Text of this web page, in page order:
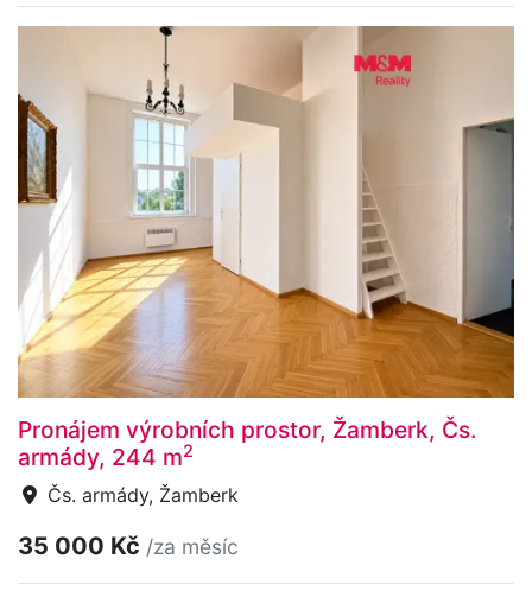
Pronájem výrobních prostor, Žamberk, Čs.
armády, 244 m2
Čs. armády, Žamberk
35 000 Kč /za měsíc